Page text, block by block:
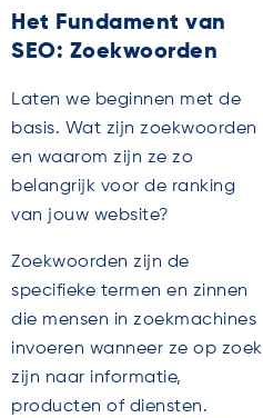
Het Fundament van
SEO: Zoekwoorden
Laten we beginnen met de
basis. Wat zijn zoekwoorden
en waarom zijn ze zo
belangrijk voor de ranking
van jouw website?
Zoekwoorden zijn de
specifieke termen en zinnen
die mensen in zoekmachines
invoeren wanneer ze op zoek
zijn naar informatie,
producten of diensten.